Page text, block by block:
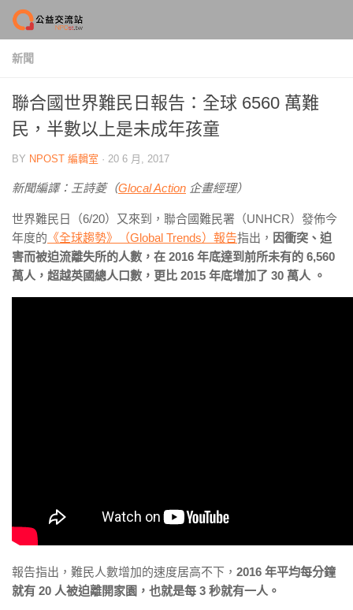
Skip to content
新聞
聯合國世界難民日報告：全球 6560 萬難
民，半數以上是未成年孩童
BY NPOST 編輯室 · 20 6 月, 2017
新聞編譯：王詩菱（Glocal Action 企畫經理）
世界難民日（6/20）又來到，聯合國難民署（UNHCR）發佈今
年度的 《全球趨勢》（Global Trends）報告指出， 因衝突、迫
害而被迫流離失所的人數，在 2016 年底達到前所未有的 6,560
萬人，超越英國總人口數，更比 2015 年底增加了 30 萬人 。
報告指出，難民人數增加的速度居高不下， 2016 年平均每分鐘
就有 20 人被迫離開家園，也就是每 3 秒就有一人。